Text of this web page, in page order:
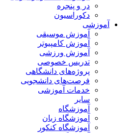
در و پنجره
دکوراسیون
آموزشی
آموزش موسیقی
آموزش کامپیوتر
آموزش ورزشی
تدریس خصوصی
پروژه‌های دانشگاهی
فرصت‌های دانشجویی
خدمات آموزشی
سایر
آموزشگاه
آموزشگاه زبان
آموزشگاه کنکور